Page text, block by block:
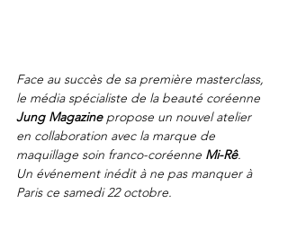
Face au succès de sa première masterclass,
le média spécialiste de la beauté coréenne
Jung Magazine propose un nouvel atelier
en collaboration avec la marque de
maquillage soin franco-coréenne Mi-Rê.
Un événement inédit à ne pas manquer à
Paris ce samedi 22 octobre.